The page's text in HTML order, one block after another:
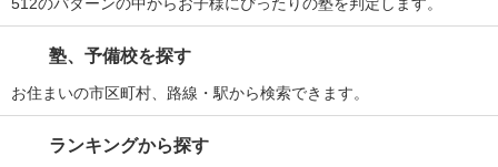
塾、予備校を探す
お住まいの市区町村、路線・駅から検索できます。
ランキングから探す